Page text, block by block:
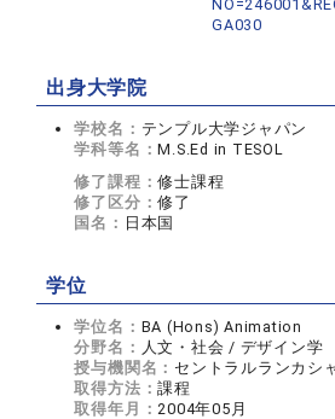
GA030
出身大学院
学校名： テンプル大学ジャパン
学科等名：M.S.Ed in TESOL
修了課程：修士課程
修了区分：修了
国名： 日本国
学位
学位名： BA (Hons) Animation
分野名： 人文・社会 / デザイン学
授与機関名： セントラルランカシ
取得方法：課程
取得年月：2004年05月